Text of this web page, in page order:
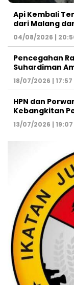
Api Kembali
dari Malang
04/08/2026 |
Pencegahan
Suhardiman
18/07/2026 | 17:57
HPN dan
Kebangkitan
13/07/2026 | 19:07